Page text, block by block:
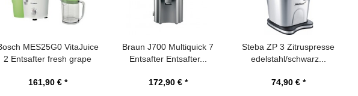
MES25G0 VitaJuice
2 Entsafter fresh grape
161,90 € *
Braun J700 Multiquick 7
Entsafter Entsafter...
172,90 € *
Steba ZP 3 Zitruspresse
edelstahl/schwarz...
74,90 € *